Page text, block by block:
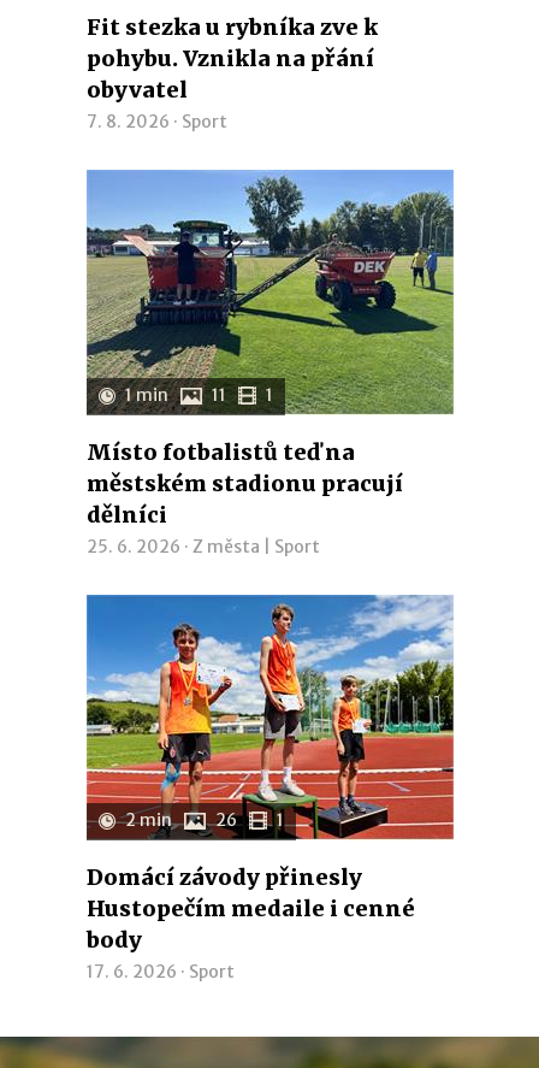
Fit stezka u rybníka zve k
pohybu. Vznikla na přání
obyvatel
7. 8. 2026 · Sport
1 min 11 1
Místo fotbalistů teď na
městském stadionu pracují
dělníci
25. 6. 2026 · Z města Sport
2 min 26 1
Domácí závody přinesly
Hustopečím medaile i cenné
body
17. 6. 2026 · Sport